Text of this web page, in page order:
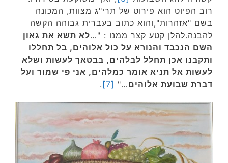
רוב הפיוט הוא פירוט של תרי"ג מצוות, המכונה
בשם "אזהרות",והוא כתוב בעברית גבוהה הקשה
להבנה.להלן קטע קצר ממנו : "…לא תשא את גאון
השם הנכבד והנורא על כול אלוהים, בל תחללו
ותקבנו אכן תחלל לבלהים, בבטאך לעשות ושלא
לעשות אל תניא אומר כמלהים, אני פי שמור ועל
דברת שבועת אלוהים…"
[7]
.